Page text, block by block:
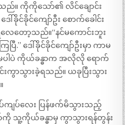
သည်။ ကိုကိုသော်၏ လိင်ချောင်း
င်ခိုင်ကျော်ဦး စောက်ခေါင်း
လေတော့သည်။“နင်မကောင်းဘူး
.” ဒေါ်ခိုင်ခိုင်ကျော်ဦးမှာ ကာမ
ကိုယ်ခန္ဓာက အလိုလို ရောက်
ကွာသွားခဲ့ရသည်။ ယခုပြီးသွား
ျပ်လေး ပြန်ဖက်မိသွားသည့်
ကိုယ်ခန္ဓာမှ ကွာသွားရန်တွန်း